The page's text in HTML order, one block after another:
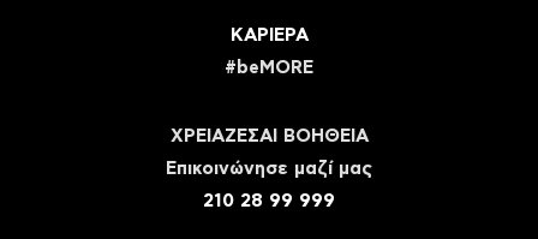
ΚΑΡΙΕΡΑ
#beMORE
ΧΡΕΙΑΖΕΣΑΙ ΒΟΗΘΕΙΑ
Eπικοινώνησε μαζί μας
210 28 99 999